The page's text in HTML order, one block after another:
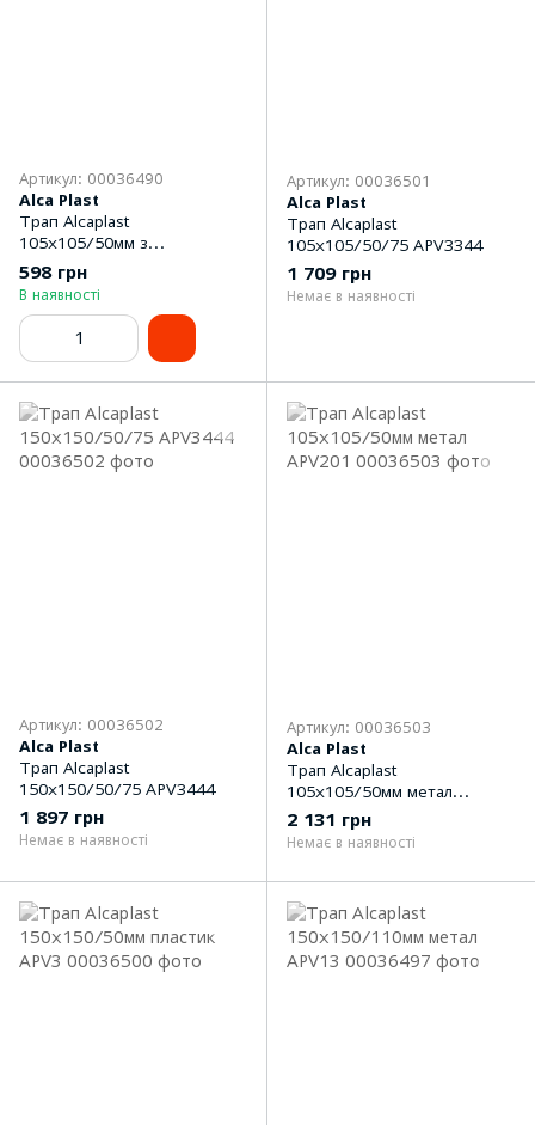
Артикул: 00036490
Alca Plast
Трап Alcaplast
105x105/50мм з
гідрозатвором SMART APV32
598 грн
В наявності
Артикул: 00036501
Alca Plast
Трап Alcaplast
105х105/50/75 APV3344
1 709 грн
Немає в наявності
Артикул: 00036502
Alca Plast
Трап Alcaplast
150x150/50/75 APV3444
1 897 грн
Немає в наявності
Артикул: 00036503
Alca Plast
Трап Alcaplast
105x105/50мм метал
APV201
2 131 грн
Немає в наявності